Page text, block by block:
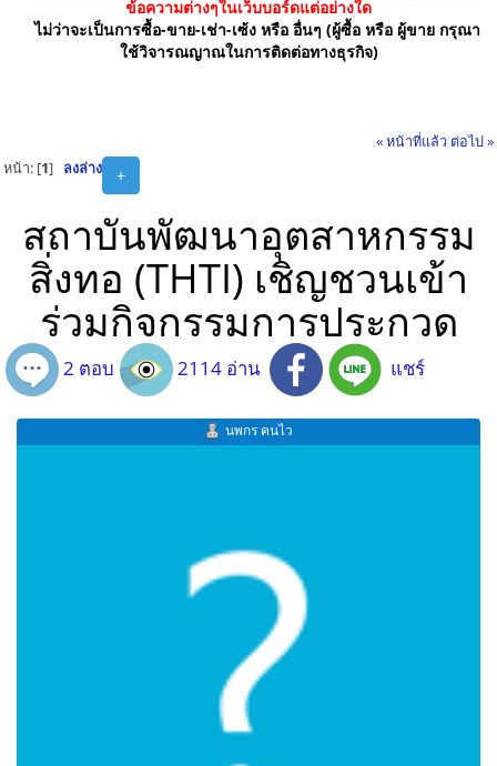
ข้อความต่างๆในเว็บบอร์ดแต่อย่างใด
ไม่ว่าจะเป็นการซื้อ-ขาย-เช่า-เซ้ง หรือ อื่นๆ (ผู้ซื้อ หรือ ผู้ขาย กรุณา
ใช้วิจารณญาณในการติดต่อทางธุรกิจ)
« หน้าที่แล้ว ต่อไป »
+
หน้า: [1] ลงล่าง
สถาบันพัฒนาอุตสาหกรรม
สิ่งทอ (THTI) เชิญชวนเข้า
ร่วมกิจกรรมการประกวด
2 ตอบ 2114 อ่าน แชร์
นพกร คนไว